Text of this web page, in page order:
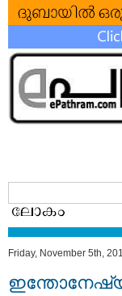
Friday, November 5th,